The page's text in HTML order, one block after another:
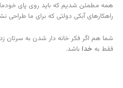
همه مطمئن شدیم که باید روی پای
راهکارهای آبکی دولتی که برای ما
شما هم اگر فکر خانه دار شدن به سرتان
فقط به خدا باشد.